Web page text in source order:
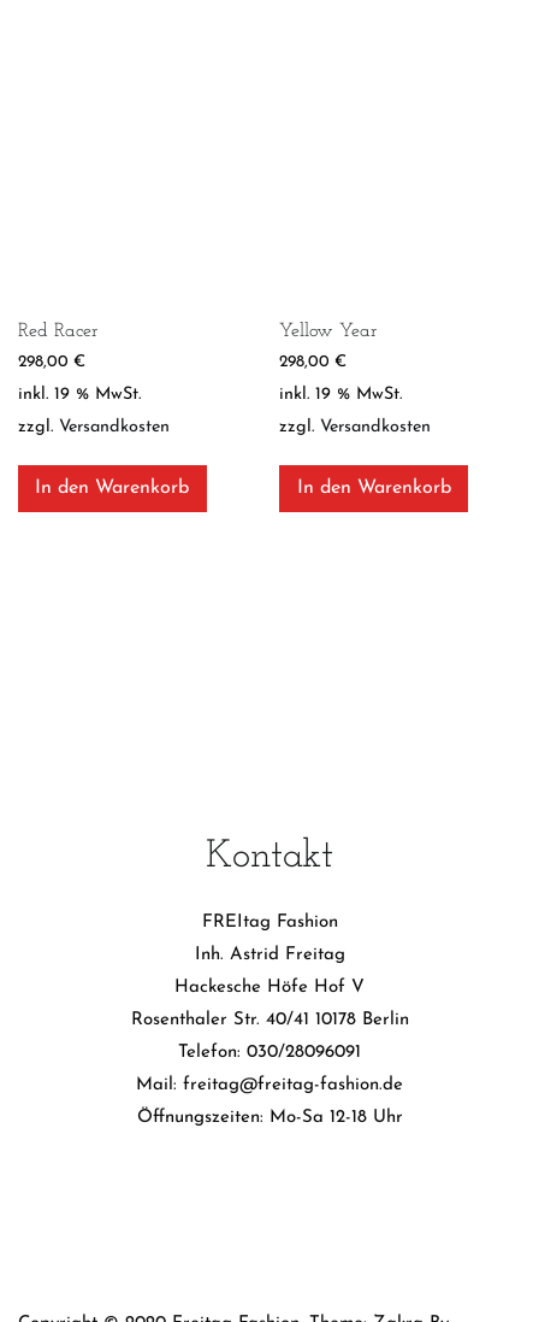
Red Racer
298,00 €
inkl. 19 % MwSt.
zzgl. Versandkosten
In den Warenkorb
Yellow Year
298,00€
inkl. 19 % MwSt.
zzgl. Versandkosten
In den Warenkorb
Kontakt
FREItag Fashion
Inh. Astrid Freitag
Hackesche Höfe Hof V
Rosenthaler Str. 40/41 10178 Berlin
Telefon: 030/28096091
Mail: freitag@freitag-fashion.de
Öffnungszeiten: Mo-Sa 12-18 Uhr